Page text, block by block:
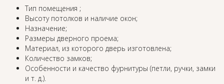
Тип помещения ;
Высоту потолков и наличие окон;
Назначение;
Размеры дверного проема;
Материал, из которого дверь изготовлена;
Количество замков;
Особенности и качество фурнитуры (петли, ручки, замки
и т. д.).